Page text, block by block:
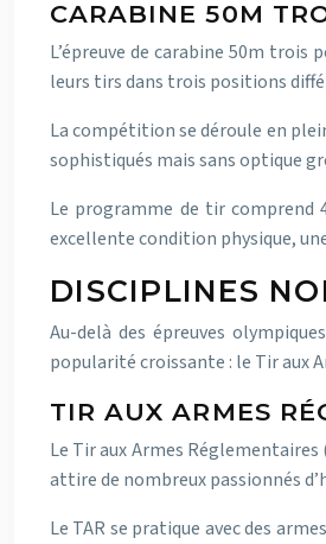
CARABINE 50M
L’épreuve de carabine 50m
leurs tirs dans trois positions
La compétition se déroule en
sophistiqués mais sans optique
Le programme de tir comprend
excellente condition physique,
DISCIPLINES
Au-delà des épreuves
popularité croissante : le Tir aux
TIR AUX ARMES
Le Tir aux Armes
attire de nombreux passionnés
Le TAR se pratique avec des